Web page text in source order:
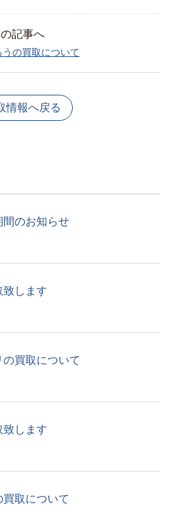
記事へ
うの買取について
情報へ戻る
間のお知らせ
致します
買取について
致します
取について